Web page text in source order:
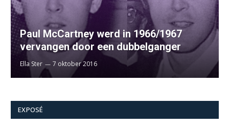
Paul McCartney werd in 1966/1967
vervangen door een dubbelganger
Ella Ster 7 oktober 2016
EXPOSÉ